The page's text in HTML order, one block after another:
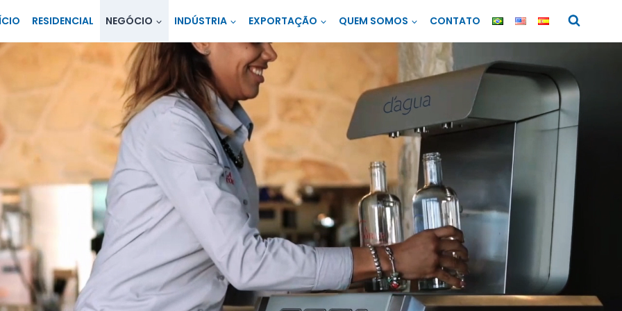
RESIDENCIAL NEGÓCIO INDÚSTRIA EXPORTAÇÃO QUEM SOMOS CONTATO